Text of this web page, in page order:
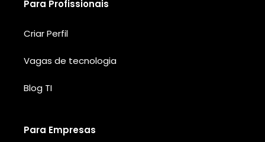
Para Profissionais
Criar Perfil
Vagas de tecnologia
Blog TI
Para Empresas